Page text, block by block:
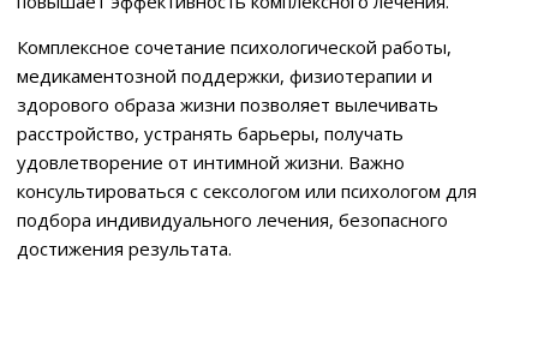
Комплексное сочетание психологической работы,
медикаментозной поддержки, физиотерапии и
здорового образа жизни позволяет вылечивать
расстройство, устранять барьеры, получать
удовлетворение от интимной жизни. Важно
консультироваться с сексологом или психологом для
подбора индивидуального лечения, безопасного
достижения результата.